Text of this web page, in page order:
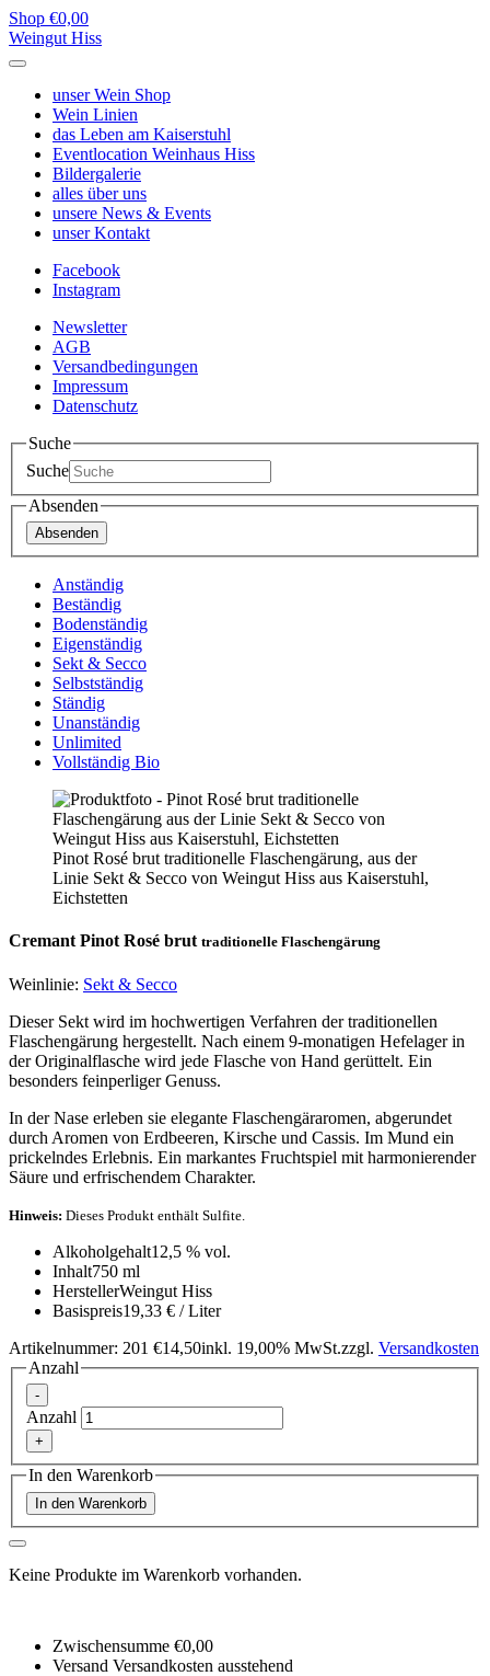
Shop €0,00
Weingut Hiss
unserWein Shop
Wein Linien
das Leben am Kaiserstuhl
Eventlocation Weinhaus Hiss
Bildergalerie
alles überuns
unsere News & Events
unserKontakt
Facebook
Instagram
Newsletter
AGB
Versandbedingungen
Impressum
Datenschutz
Suche
Suche
Absenden
Absenden
Anständig
Beständig
Bodenständig
Eigenständig
Sekt & Secco
Selbstständig
Ständig
Unanständig
Unlimited
Vollständig Bio
Pinot Rosé brut traditionelle Flaschengärung, aus der
Linie Sekt & Secco von Weingut Hiss aus Kaiserstuhl,
Eichstetten
Cremant Pinot Rosé brut traditionelle Flaschengärung
Weinlinie: Sekt & Secco
Dieser Sekt wird im hochwertigen Verfahren der traditionellen
Flaschengärung hergestellt. Nach einem 9-monatigen Hefelager in
der Originalflasche wird jede Flasche von Hand gerüttelt. Ein
besonders feinperliger Genuss.
In der Nase erleben sie elegante Flaschengäraromen, abgerundet
durch Aromen von Erdbeeren, Kirsche und Cassis. Im Mund ein
prickelndes Erlebnis. Ein markantes Fruchtspiel mit harmonierender
Säure und erfrischendem Charakter.
Hinweis: Dieses Produkt enthält Sulfite.
Alkoholgehalt12,5 % vol.
Inhalt750 ml
HerstellerWeingut Hiss
Basispreis19,33 € / Liter
Artikelnummer: 201 €14,50inkl. 19,00% MwSt.zzgl. Versandkosten
Anzahl
-
Anzahl
+
In den Warenkorb
In den Warenkorb
Keine Produkte im Warenkorb vorhanden.
Zwischensumme €0,00
Versand Versandkosten ausstehend